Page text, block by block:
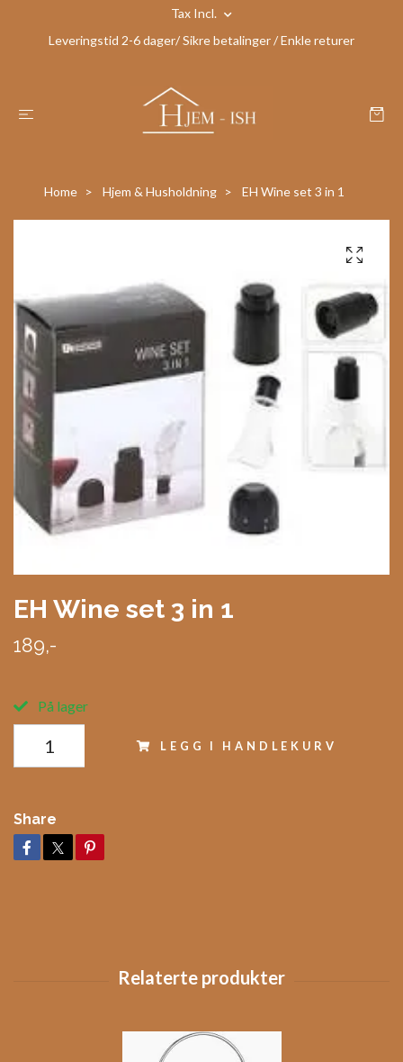
Tax Incl.
Leveringstid 2-6 dager/ Sikre betalinger / Enkle returer
Home Hjem & Husholdning EH Wine set 3 in 1
EH Wine set 3 in 1
189,-
På lager
LEGG I HANDLEKURV
Share